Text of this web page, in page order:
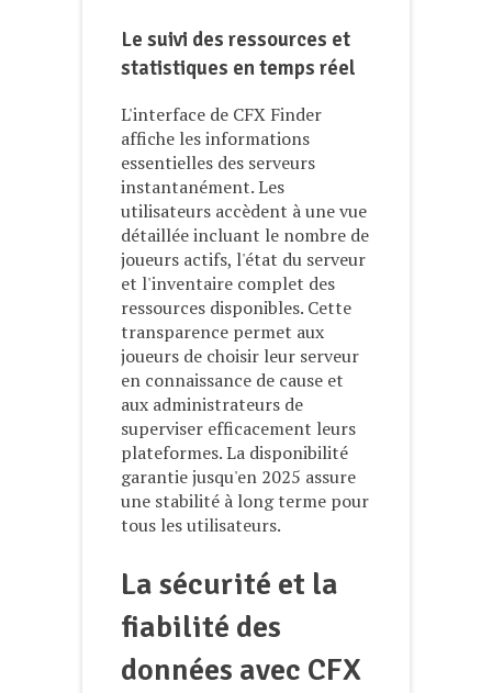
Le suivi des ressources et
statistiques en temps réel
L'interface de CFX Finder
affiche les informations
essentielles des serveurs
instantanément. Les
utilisateurs accèdent à une vue
détaillée incluant le nombre de
joueurs actifs, l'état du serveur
et l'inventaire complet des
ressources disponibles. Cette
transparence permet aux
joueurs de choisir leur serveur
en connaissance de cause et
aux administrateurs de
superviser efficacement leurs
plateformes. La disponibilité
garantie jusqu'en 2025 assure
une stabilité à long terme pour
tous les utilisateurs.
La sécurité et la
fiabilité des
données avec CFX